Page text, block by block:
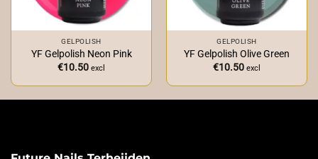
GELPOLISH
YF Gelpolish Neon Pink
€10.50 excl
GELPOLISH
YF Gelpolish Olive Green
€10.50 excl